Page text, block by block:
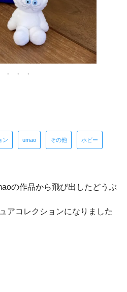
ン umao その他 ホビー
の作品から飛び出したどうぶ
アコレクションになりました